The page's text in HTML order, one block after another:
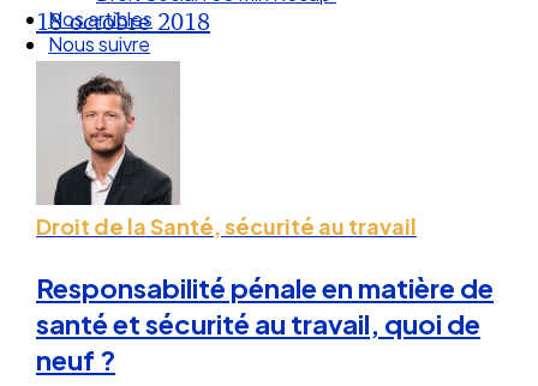
Droit Social : 60 min Recap’
Nos articles
Nous suivre
18 octobre 2018
Droit de la Santé, sécurité au travail
Responsabilité pénale en matière de
santé et sécurité au travail, quoi de
neuf ?